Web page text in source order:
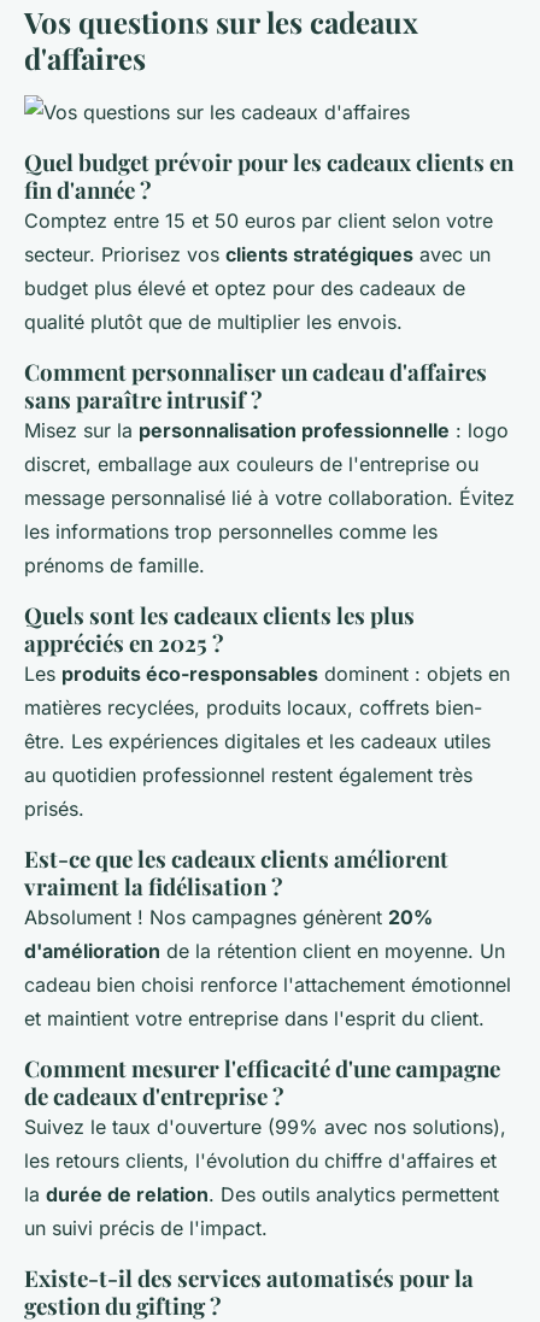
Vos questions sur les cadeaux
d'affaires
Quel budget prévoir pour les cadeaux clients en
fin d'année ?
Comptez entre 15 et 50 euros par client selon votre
secteur. Priorisez vos clients stratégiques avec un
budget plus élevé et optez pour des cadeaux de
qualité plutôt que de multiplier les envois.
Comment personnaliser un cadeau d'affaires
sans paraître intrusif ?
Misez sur la personnalisation professionnelle : logo
discret, emballage aux couleurs de l'entreprise ou
message personnalisé lié à votre collaboration. Évitez
les informations trop personnelles comme les
prénoms de famille.
Quels sont les cadeaux clients les plus
appréciés en 2025 ?
Les produits éco-responsables dominent : objets en
matières recyclées, produits locaux, coffrets bien-
être. Les expériences digitales et les cadeaux utiles
au quotidien professionnel restent également très
prisés.
Est-ce que les cadeaux clients améliorent
vraiment la fidélisation ?
Absolument ! Nos campagnes génèrent 20%
d'amélioration de la rétention client en moyenne. Un
cadeau bien choisi renforce l'attachement émotionnel
et maintient votre entreprise dans l'esprit du client.
Comment mesurer l'efficacité d'une campagne
de cadeaux d'entreprise ?
Suivez le taux d'ouverture (99% avec nos solutions),
les retours clients, l'évolution du chiffre d'affaires et
la durée de relation. Des outils analytics permettent
un suivi précis de l'impact.
Existe-t-il des services automatisés pour la
gestion du gifting ?